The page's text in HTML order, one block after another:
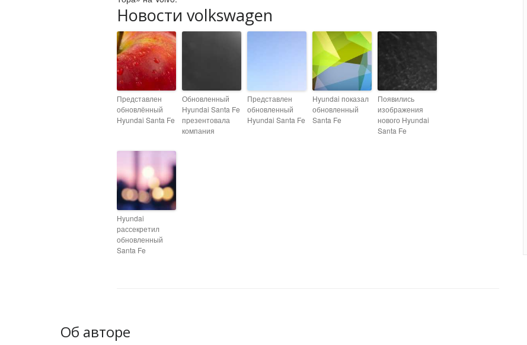
Новости volkswagen
Представлен
обновлённый
Hyundai Santa Fe
Обновленный
Hyundai Santa Fe
презентовала
компания
Представлен
обновленный
Hyundai Santa Fe
Hyundai показал
обновленный
Santa Fe
Появились
изображения
нового Hyundai
Santa Fe
Hyundai
рассекретил
обновленный
Santa Fe
Об авторе